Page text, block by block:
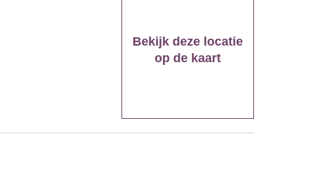
Bekijk deze locatie
op de kaart